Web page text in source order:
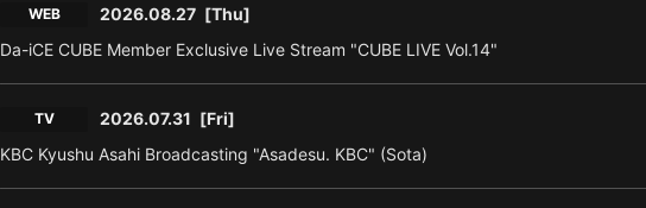
WEB 2026.08.27 [Thu]
Da-iCE CUBE Member Exclusive Live Stream "CUBE LIVE Vol.14"
TV 2026.07.31 [Fri]
KBC Kyushu Asahi Broadcasting "Asadesu. KBC" (Sota)